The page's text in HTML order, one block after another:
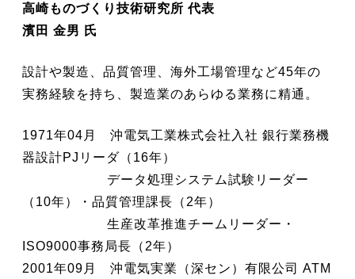
高崎ものづくり技術研究所 代表
濱田 金男 氏
設計や製造、品質管理、海外工場管理など45年の
実務経験を持ち、製造業のあらゆる業務に精通。
1971年04月 沖電気工業株式会社入社 銀行業務機
器設計PJリーダ（16年）
データ処理システム試験リーダー
（10年）・品質管理課長（2年）
生産改革推進チームリーダー・
ISO9000事務局長（2年）
2001年09月 沖電気実業（深セン）有限公司 ATM